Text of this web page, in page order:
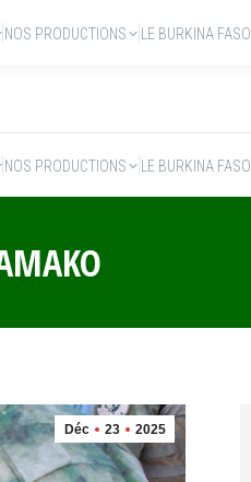
NOS PRODUCTIONS LE BURKINA FASO
Déc 23 2025
NOS PRODUCTIONS LE BURKINA FASO